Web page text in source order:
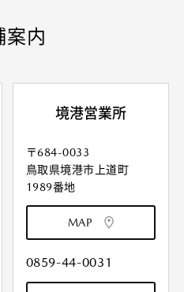
案内
境港営業所
〒684-0033
鳥取県境港市上道町
1989番地
MAP
0859-44-0031